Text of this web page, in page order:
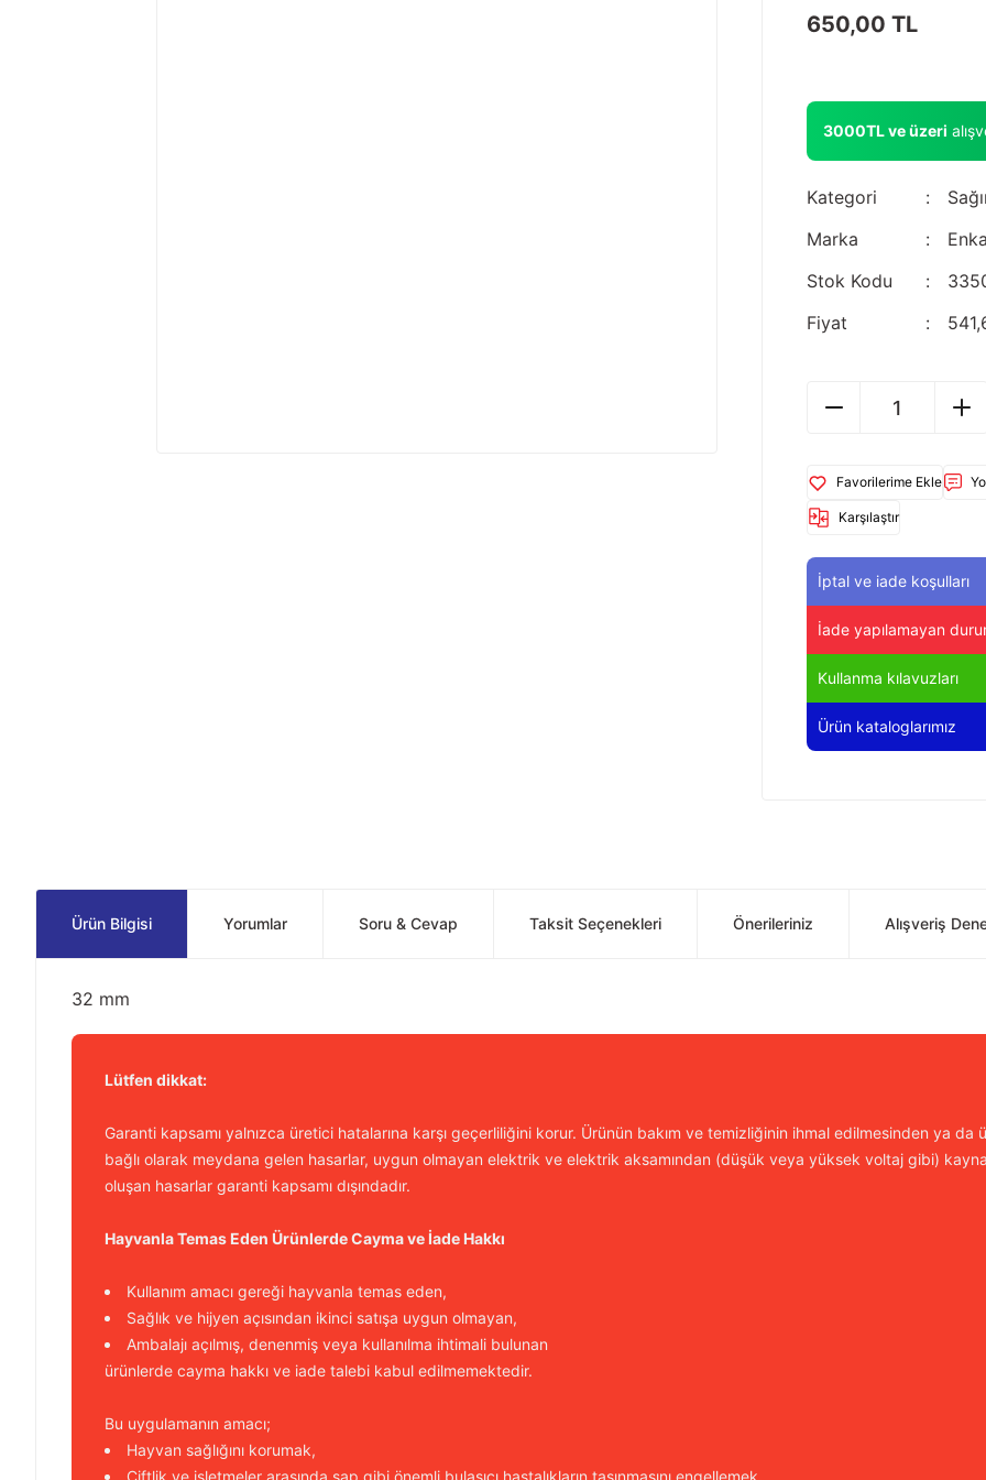
650,00 TL
3000TL ve üzeri
Kategori
Marka
Stok Kodu
Fiyat
Karşılaştır
İptal ve iade koşulları
İade yapılamayan
Kullanma kılavuzları
Ürün kataloglarımız
Ürün Bilgisi Yorumlar Soru & Cevap Taksit Seçenekleri Önerileriniz Alışveriş
32 mm
Lütfen dikkat:
Garanti kapsamı yalnızca üretici hatalarına karşı geçerliliğini korur. Ürünün bakım ve temizliğinin ihmal edilmesinden ya da
bağlı olarak meydana gelen hasarlar, uygun olmayan elektrik ve elektrik aksamından (düşük veya yüksek voltaj gibi)
oluşan hasarlar garanti kapsamı dışındadır.
Hayvanla Temas Eden Ürünlerde Cayma ve İade Hakkı
Kullanım amacı gereği hayvanla temas eden,
Sağlık ve hijyen açısından ikinci satışa uygun olmayan,
Ambalajı açılmış, denenmiş veya kullanılma ihtimali bulunan
ürünlerde cayma hakkı ve iade talebi kabul edilmemektedir.
Bu uygulamanın amacı;
Hayvan sağlığını korumak,
Çiftlik ve işletmeler arasında şap gibi önemli bulaşıcı hastalıkların taşınmasını engellemek,